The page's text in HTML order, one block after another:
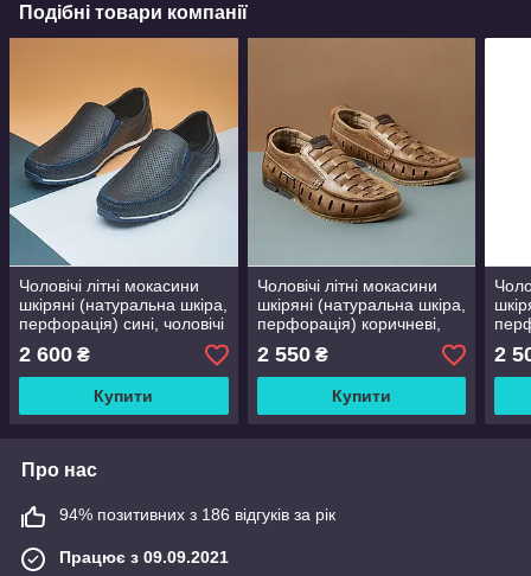
Подібні товари компанії
Чоловічі літні мокасини
шкіряні (натуральна шкіра,
перфорація) сині, чоловічі
літні туфлі, розмір 39-46
2 600 ₴
Купити
Чоловічі літні мокасини
шкіряні (натуральна шкіра,
перфорація) коричневі,
чоловічі літні туфлі, розмір
40 41 42 43 44 45
2 550₴
Купити
40
2
Про нас
94% позитивних з 186 відгуків за рік
Працює з 09.09.2021